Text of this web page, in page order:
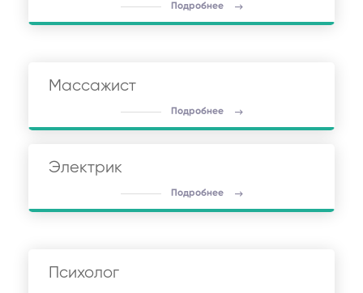
Подробнее
Массажист
Подробнее
Электрик
Подробнее
Психолог